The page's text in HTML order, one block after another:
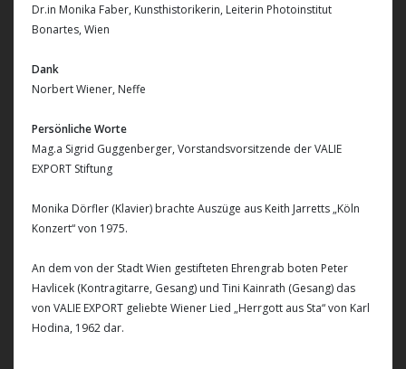
Dr.in Monika Faber, Kunsthistorikerin, Leiterin Photoinstitut
Bonartes, Wien
Dank
Norbert Wiener, Neffe
Persönliche Worte
Mag.a Sigrid Guggenberger, Vorstandsvorsitzende der VALIE
EXPORT Stiftung
Monika Dörfler (Klavier) brachte Auszüge aus Keith Jarretts „Köln
Konzert“ von 1975.
An dem von der Stadt Wien gestifteten Ehrengrab boten Peter
Havlicek (Kontragitarre, Gesang) und Tini Kainrath (Gesang) das
von VALIE EXPORT geliebte Wiener Lied „Herrgott aus Sta“ von Karl
Hodina, 1962 dar.